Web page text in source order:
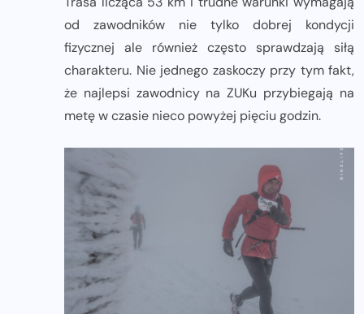
od zawodników nie tylko dobrej kondycji
fizycznej ale również często sprawdzają siłą
charakteru. Nie jednego zaskoczy przy tym fakt,
że najlepsi zawodnicy na ZUKu przybiegają na
metę w czasie nieco powyżej pięciu godzin.